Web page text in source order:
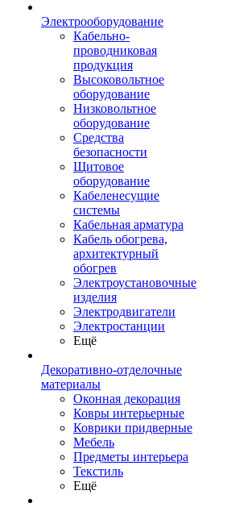
Электрооборудование
Кабельно-
проводниковая
продукция
Высоковольтное
оборудование
Низковольтное
оборудование
Средства
безопасности
Щитовое
оборудование
Кабеленесущие
системы
Кабельная арматура
Кабель обогрева,
архитектурный
обогрев
Электроустановочные
изделия
Электродвигатели
Электростанции
Ещё
Декоративно-отделочные
материалы
Оконная декорация
Ковры интерьерные
Коврики придверные
Мебель
Предметы интерьера
Текстиль
Ещё